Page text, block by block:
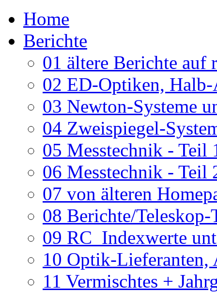
Home
Berichte
01 ältere Berichte auf
02 ED-Optiken, Halb-
03 Newton-Systeme
04 Zweispiegel-
05 Messtechnik - Teil
06 Messtechnik - Teil
07 von älteren
08 Berichte/
09 RC_Indexwerte
10 Optik-Lieferanten,
11 Vermischtes +